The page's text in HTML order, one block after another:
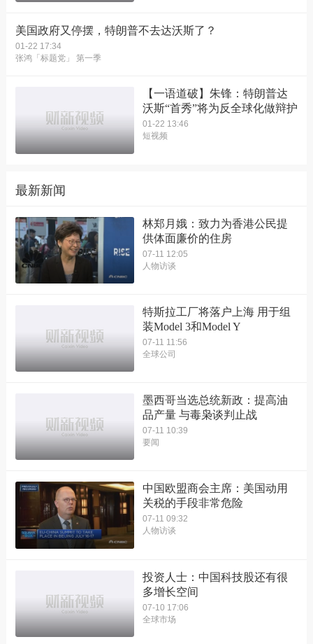
美国政府又停摆，特朗普不去达沃斯了？
01-22 17:34
张鸿「标题党」 第一季
【一语道破】朱锋：特朗普达
沃斯“首秀”将为反全球化做辩护
01-22 13:46
短视频
最新新闻
林郑月娥：致力为香港公民提
供体面廉价的住房
07-11 12:05
人物访谈
特斯拉工厂将落户上海 用于组
装Model 3和Model Y
07-11 11:56
全球公司
墨西哥当选总统新政：提高油
品产量 与毒枭谈判止战
07-11 10:39
要闻
中国欧盟商会主席：美国动用
关税的手段非常危险
07-11 09:32
人物访谈
投资人士：中国科技股还有很
多增长空间
07-10 17:06
全球市场